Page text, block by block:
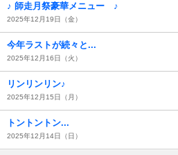
♪ 師走月祭豪華メニュー ♪
2025年12月19日（金）
今年ラストが続々と...
2025年12月16日（火）
リンリンリン♪
2025年12月15日（月）
トントントン...
2025年12月14日（日）